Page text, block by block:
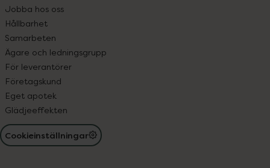
Jobba hos oss
Hållbarhet
Samarbeten
Ägare och ledningsgrupp
För leverantörer
Företagskund
Eget apotek
Glädjeeffekten
Cookieinställningar